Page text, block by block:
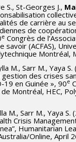
S., St-Georges J.,
de carrière au
de
e Congrès de
savoir (ACFAS),
Montréal,
M., Sarr M., Yaya S.
gestion des crises
19 en Guinée », 90e
de Montréal, HEC,
M., Sarr M., Yaya S.
Crisis
Humanitarian
Online, April